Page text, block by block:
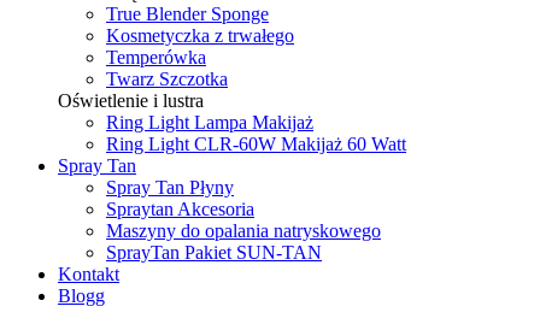
True Blender Sponge
Kosmetyczka z trwałego
Temperówka
Twarz Szczotka
Oświetlenie i lustra
Ring Light Lampa Makijaż
Ring Light CLR-60W Makijaż 60 Watt
Spray Tan
Spray Tan Płyny
Spraytan Akcesoria
Maszyny do opalania natryskowego
SprayTan Pakiet SUN-TAN
Kontakt
Blogg